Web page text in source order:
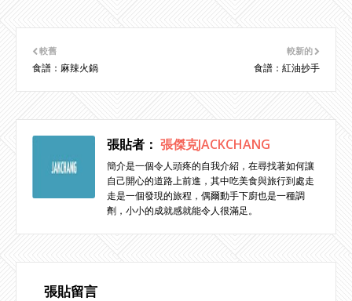
較新的
食譜：紅油抄手
較舊
食譜：麻辣火鍋
張貼者： 張傑克JACKCHANG
簡介是一個令人頭疼的自我介紹，在尋找著如何讓
自己開心的道路上前進，其中吃美食與旅行到處走
走是一個發現的旅程，偶爾動手下廚也是一種調
劑，小小的成就感就能令人很滿足。
張貼留言